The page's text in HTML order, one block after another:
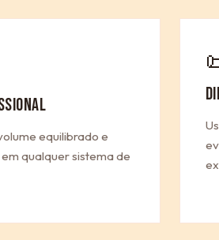
equilibrado e
qualquer sistema de